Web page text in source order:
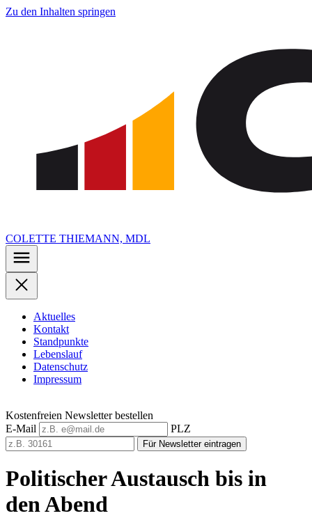
Zu den Inhalten springen
COLETTE THIEMANN, MDL
Aktuelles
Kontakt
Standpunkte
Lebenslauf
Datenschutz
Impressum
Kostenfreien Newsletter bestellen
E-Mail
PLZ
Für Newsletter eintragen
Politischer Austausch bis in
den Abend